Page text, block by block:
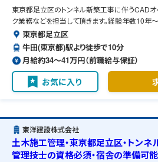
東京都足立区のトンネル新築工事に伴うCADオ
ク業務などを担当して頂きます。経験年数10年
東京都足立区
牛田(東京都)駅より徒歩で10分
月給約34〜41万円（前職給与保証）
お気に入り
東洋建設株式会社
土木施工管理・東京都足立区・トンネ
管理技士の資格必須・宿舎の準備可能